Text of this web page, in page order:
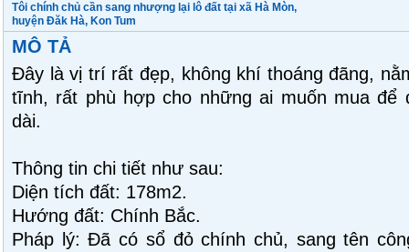
Tôi chính chủ cần sang nhượng lại lô đất tại xã Hà Mòn,
huyện Đăk Hà, Kon Tum
MÔ TẢ
Đây là vị trí rất đẹp, không khí thoáng đãng,
tĩnh, rất phù hợp cho những ai muốn mua để
dài.
Thông tin chi tiết như sau:
Diện tích đất: 178m2.
Hướng đất: Chính Bắc.
Pháp lý: Đã có sổ đỏ chính chủ, sang tên